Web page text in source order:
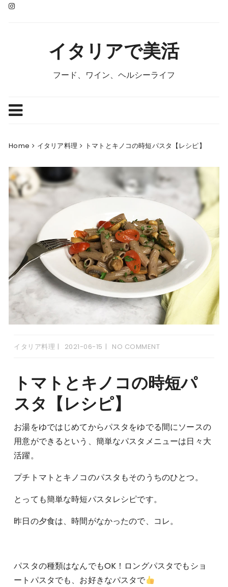
Skip
イタリアで美活
フード、ワイン、ヘルシーライフ
Home イタリア料理 トマトとキノコの時短パスタ【レシピ】
イタリア料理 2021-06-15 NO COMMENT
トマトとキノコの時短パ
スタ【レシピ】
お湯をゆではじめてからパスタをゆでる間にソースの
用意ができるという、簡単なパスタメニューは日々大
活躍。
プチトマトとキノコのパスタもそのうちのひとつ。
とっても簡単な時短パスタレシピです。
昨日の夕食は、時間がなかったので、コレ。
パスタの種類はなんでもOK！ロングパスタでもショ
ートパスタでも、お好きなパスタで